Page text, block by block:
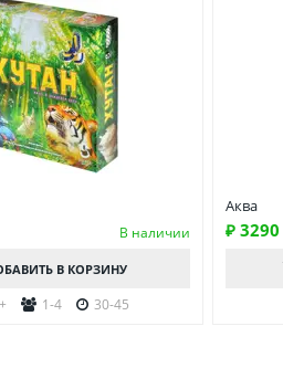
В наличии
В КОРЗИНУ
1-4 30-45
Аква
₽ 3290